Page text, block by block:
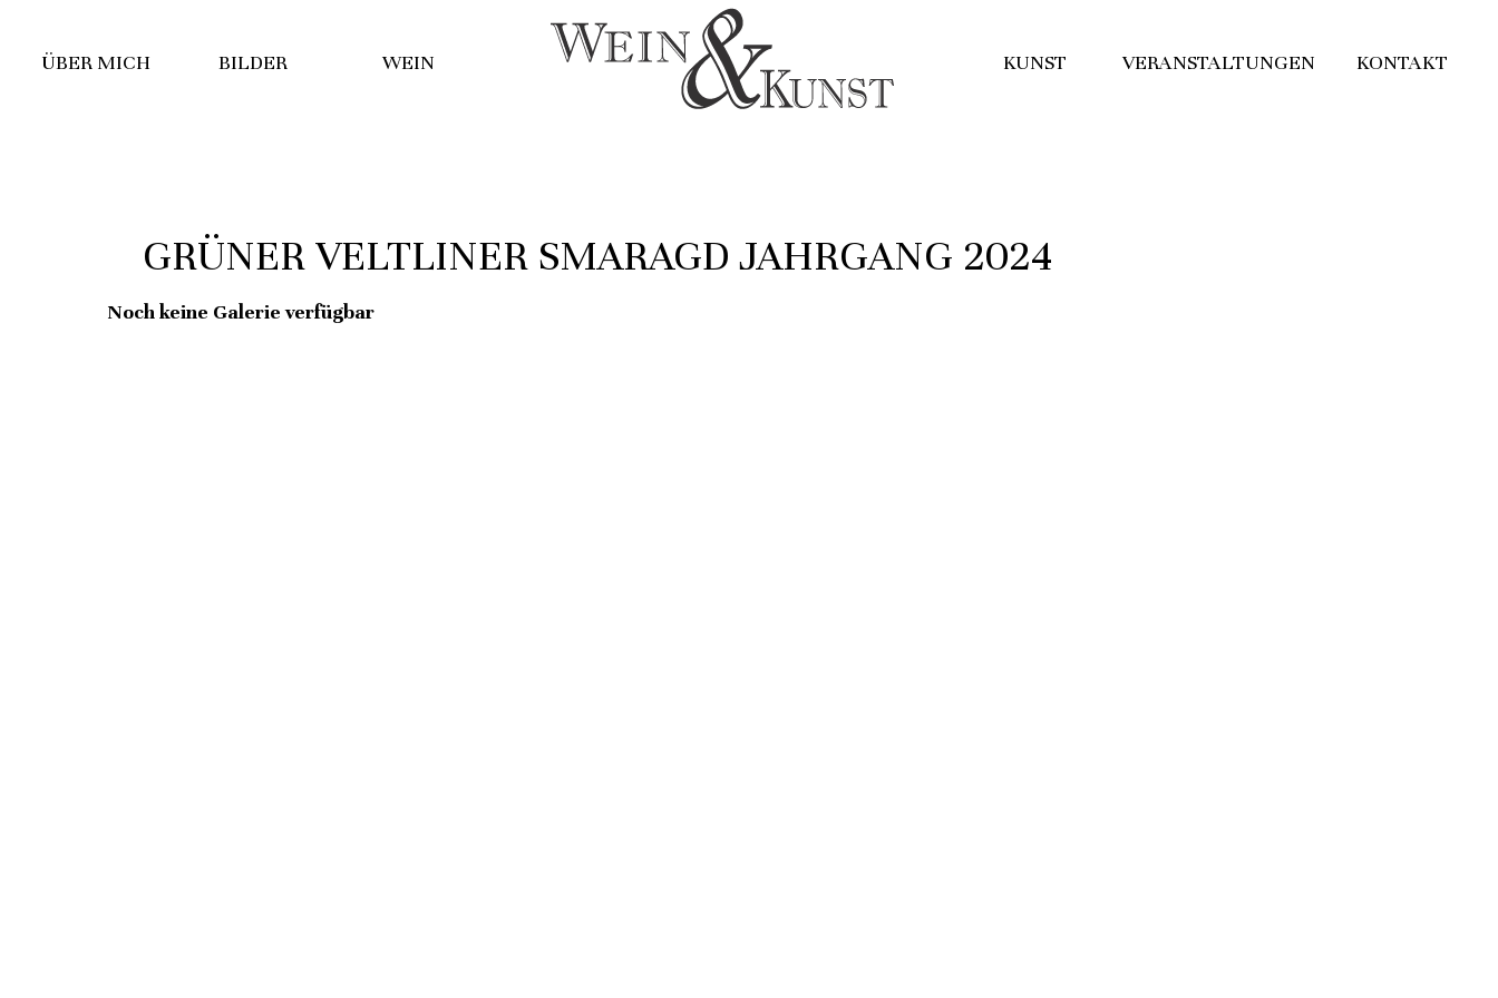
ÜBER MICH BILDER WEIN KUNST VERANSTALTUNGEN KONTAKT
GRÜNER VELTLINER SMARAGD JAHRGANG 2024
Noch keine Galerie verfügbar